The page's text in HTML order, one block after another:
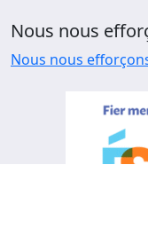
Nous nous
Nous nous